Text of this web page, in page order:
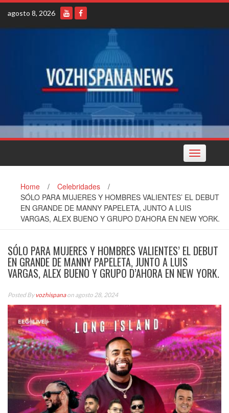
Skip
content
agosto 8, 2026
Toggle
navigation
Home / Celebridades
/
SÓLO PARA MUJERES Y HOMBRES VALIENTES’ EL DEBUT
EN GRANDE DE MANNY PAPELETA, JUNTO A LUIS
VARGAS, ALEX BUENO Y GRUPO D’AHORA EN NEW YORK.
SÓLO PARA MUJERES Y HOMBRES VALIENTES’ EL DEBUT
EN GRANDE DE MANNY PAPELETA, JUNTO A LUIS
VARGAS, ALEX BUENO Y GRUPO D’AHORA EN NEW YORK.
Posted Byvozhispanaon agosto 28, 2024